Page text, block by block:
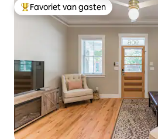
Topfavoriet van gasten
Favoriet van gasten